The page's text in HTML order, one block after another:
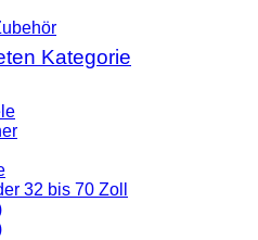
32 bis 70 Zoll
Kategorie